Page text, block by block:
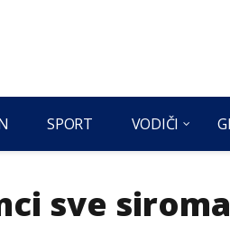
SPORT VODIČI
sve